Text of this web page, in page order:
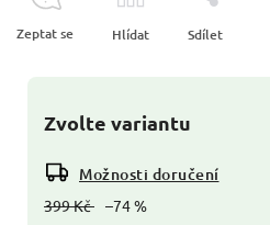
399 Kč –74 %
Zvolte variantu
Možnosti doručení
Zeptat se Hlídat Sdílet